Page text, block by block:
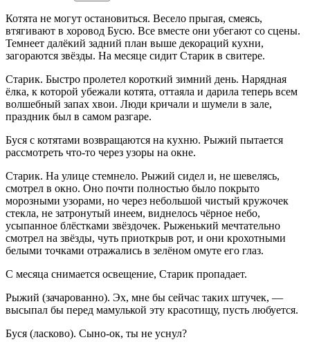
Котята не могут остановиться. Весело прыгая, смеясь,
втягивают в хоровод Бусю. Все вместе они убегают со сцены.
Темнеет далёкий задний план выше декораций кухни,
загораются звёзды. На месяце сидит Старик в свитере.
Старик. Быстро пролетел короткий зимний день. Нарядная
ёлка, к которой убежали котята, оттаяла и дарила теперь всем
волшебный запах хвои. Люди кричали и шумели в зале,
праздник был в самом разгаре.
Буся с котятами возвращаются на кухню. Рыжий пытается
рассмотреть что-то через узоры на окне.
Старик. На улице стемнело. Рыжий сидел и, не шевелясь,
смотрел в окно. Оно почти полностью было покрыто
морозными узорами, но через небольшой чистый кружочек
стекла, не затронутый инеем, виднелось чёрное небо,
усыпанное блёстками звёздочек. Рыженький мечтательно
смотрел на звёзды, чуть приоткрыв рот, и они крохотными
белыми точками отражались в зелёном омуте его глаз.
С месяца снимается освещение, Старик пропадает.
Рыжий (зачарованно). Эх, мне бы сейчас таких штучек, —
высыпал бы перед мамулькой эту красотищу, пусть любуется.
Буся (ласково). Сыно-ок, ты не уснул?